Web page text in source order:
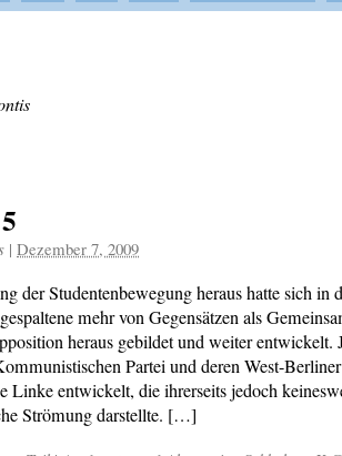
| Dezember 7, 2009
der Studentenbewegung heraus hatte sich in
mehr von Gegensätzen als
heraus gebildet und weiter entwickelt.
Partei und deren West-
Linke entwickelt, die ihrerseits jedoch
Strömung darstellte. […]